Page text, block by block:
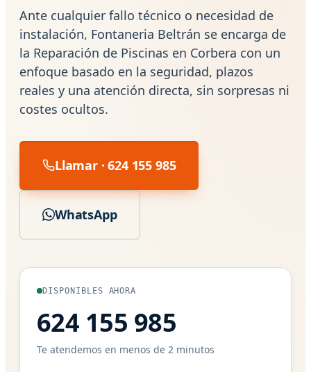
Ante cualquier fallo técnico o necesidad de
instalación, Fontaneria Beltrán se encarga de
la Reparación de Piscinas en Corbera con un
enfoque basado en la seguridad, plazos
reales y una atención directa, sin sorpresas ni
costes ocultos.
Llamar · 624 155 985
WhatsApp
DISPONIBLES AHORA
624 155 985
Te atendemos en menos de 2 minutos